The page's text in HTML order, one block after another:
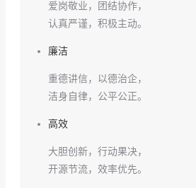
爱岗敬业，团结协作，
认真严谨，积极主动。
廉洁
重德讲信，以德治企，
洁身自律，公平公正。
高效
大胆创新，行动果决，
开源节流，效率优先。